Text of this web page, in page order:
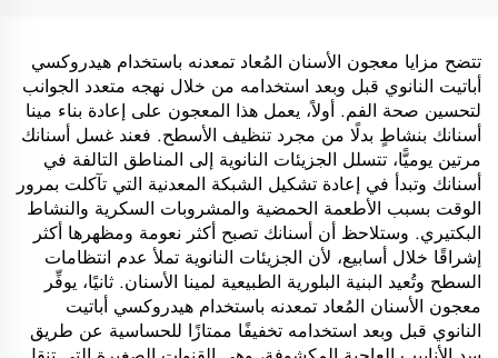
تتضح مزايا معجون الأسنان المُعاد تمعدنه باستخدام هيدروكسي
أباتيت النانوي قبل وبعد استخدامه من خلال نهجه متعدد الجوانب
لتحسين صحة الفم. أولاً، يعمل هذا المعجون على إعادة بناء مينا
أسنانك بنشاطٍ بدلًا من مجرد تنظيف الأسطح. فعند غسل أسنانك
مرتين يوميًّا، تتسلل الجزيئات النانوية إلى المناطق التالفة في
أسنانك وتبدأ في إعادة تشكيل الشبكة المعدنية التي تآكلت بمرور
الوقت بسبب الأطعمة الحمضية والمشروبات السكرية والنشاط
البكتيري. وستلاحظ أن أسنانك تصبح أكثر نعومة ومظهرها أكثر
إشراقًا خلال أسابيع، لأن الجزيئات النانوية تملأ عدم انتظامات
السطح وتُعيد البنية البلورية الطبيعية لمينا الأسنان. ثانيًا، يوفِّر
معجون الأسنان المُعاد تمعدنه باستخدام هيدروكسي أباتيت
النانوي قبل وبعد استخدامه تخفيفًا ممتازًا للحساسية عن طريق